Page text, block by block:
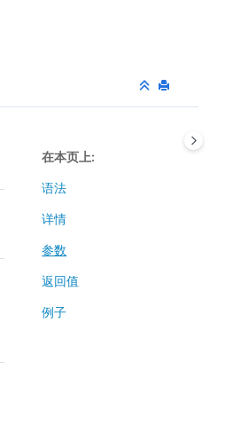
在本页上
语法
详情
参数
返回值
例子